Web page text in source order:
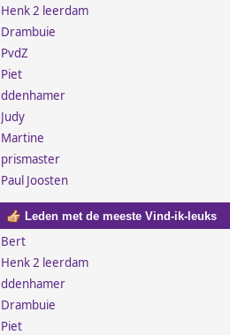
Henk 2 leerdam
Drambuie
PvdZ
Piet
ddenhamer
Judy
Martine
prismaster
Paul Joosten
Leden met de meeste Vind-ik-leuks
Bert
Henk 2 leerdam
ddenhamer
Drambuie
Piet